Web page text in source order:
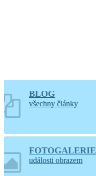
BLOG
všechny články
FOTOGALERIE
události obrazem